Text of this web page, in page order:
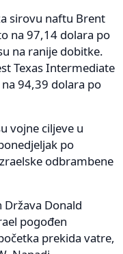
sirovu naftu Brent
na 97,14 dolara po
na ranije dobitke.
Texas Intermediate
94,39 dolara po
vojne ciljeve u
po
odbrambene
Donald
pogođen
prekida vatre,